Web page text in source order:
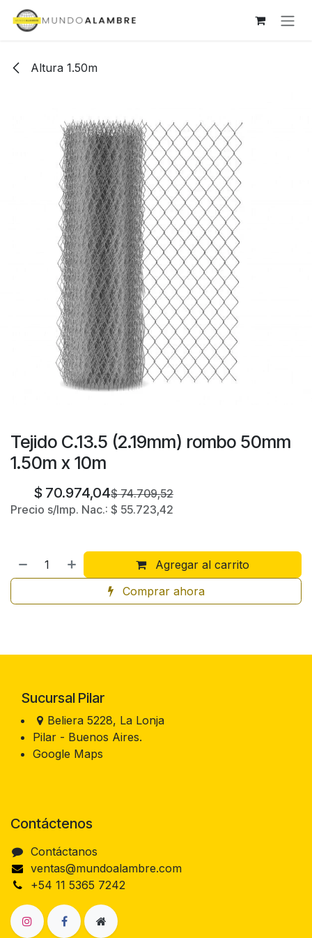
Ir al contenido
Altura 1.50m
Tejido C.13.5 (2.19mm) rombo 50mm
1.50m x 10m
$ 70.974,04$74.709,52
Precio s/Imp. Nac.: $ 55.723,42
Agregar al carrito
Comprar ahora
Sucursal Pilar
Beliera 5228, La Lonja
Pilar - Buenos Aires.
Google Maps
Contáctenos
Contáctanos
ventas@mundoalambre.com
+54 11 5365 7242